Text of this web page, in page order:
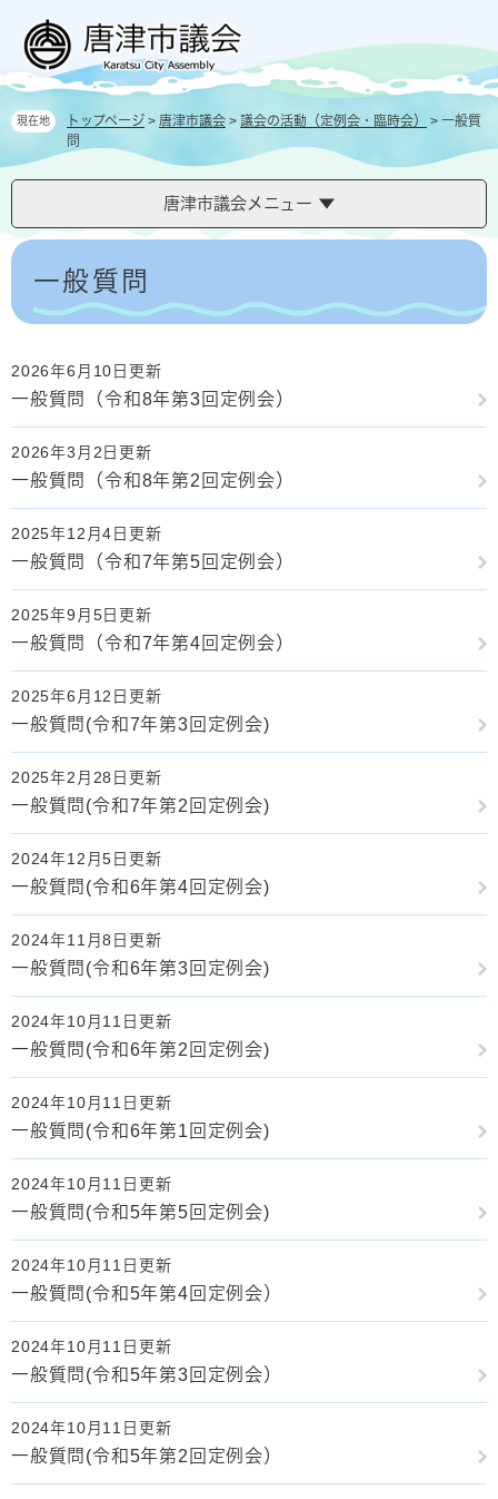
の
頭
ー
飛
本
文
現在地 トップページ > 唐津市議会 > 議会の活動（定例会・臨時会） > 一般質
問
唐津市議会メニュー
本
一般質問
2026年6月10日更新
一般質問（令和8年第3回定例会）
2026年3月2日更新
一般質問（令和8年第2回定例会）
2025年12月4日更新
一般質問（令和7年第5回定例会）
2025年9月5日更新
一般質問（令和7年第4回定例会）
2025年6月12日更新
一般質問(令和7年第3回定例会)
2025年2月28日更新
一般質問(令和7年第2回定例会)
2024年12月5日更新
一般質問(令和6年第4回定例会)
2024年11月8日更新
一般質問(令和6年第3回定例会)
2024年10月11日更新
一般質問(令和6年第2回定例会)
2024年10月11日更新
一般質問(令和6年第1回定例会)
2024年10月11日更新
一般質問(令和5年第5回定例会)
2024年10月11日更新
一般質問(令和5年第4回定例会）
2024年10月11日更新
一般質問(令和5年第3回定例会）
2024年10月11日更新
一般質問(令和5年第2回定例会）